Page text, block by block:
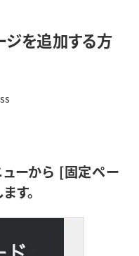
を追加する方
ーから [固定ペー
す。